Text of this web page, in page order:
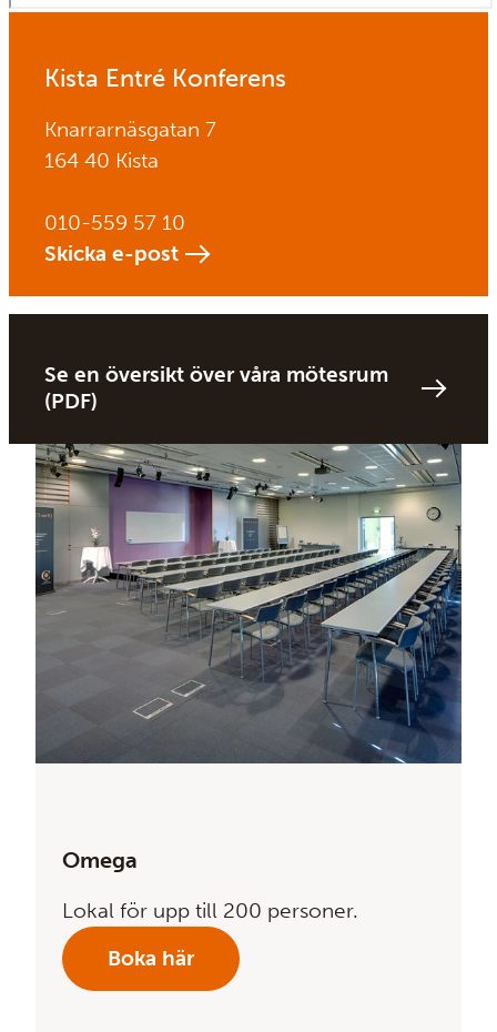
Kista Entré Konferens
Knarrarnäsgatan 7
164 40 Kista
010-559 57 10
Skicka e-post
Se en översikt över våra mötesrum
(PDF)
Omega
Lokal för upp till 200 personer.
Boka här